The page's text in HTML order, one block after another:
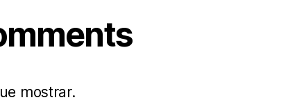
mostrar.